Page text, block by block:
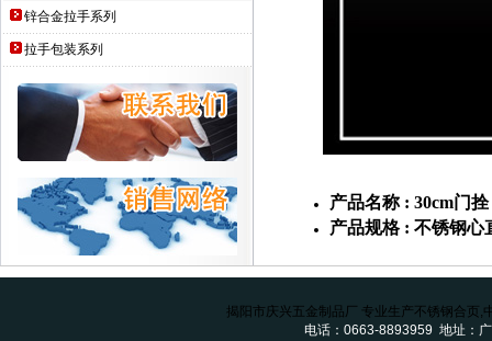
锌合金拉手系列
拉手包装系列
产品名称 : 30cm门拴
产品规格 : 不锈钢心
揭阳市庆兴五金制品厂 专业生产不锈钢合页
电话：0663-8893959 地址：